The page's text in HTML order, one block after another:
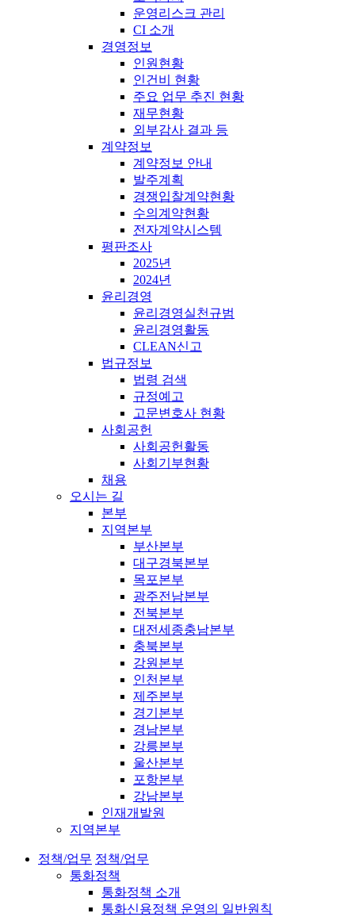
운영리스크 관리
CI 소개
경영정보
인원현황
인건비 현황
주요 업무 추진 현황
재무현황
외부감사 결과 등
계약정보
계약정보 안내
발주계획
경쟁입찰계약현황
수의계약현황
전자계약시스템
평판조사
2025년
2024년
윤리경영
윤리경영실천규범
윤리경영활동
CLEAN신고
법규정보
법령 검색
규정예고
고문변호사 현황
사회공헌
사회공헌활동
사회기부현황
채용
오시는 길
본부
지역본부
부산본부
대구경북본부
목포본부
광주전남본부
전북본부
대전세종충남본부
충북본부
강원본부
인천본부
제주본부
경기본부
경남본부
강릉본부
울산본부
포항본부
강남본부
인재개발원
지역본부
정책/업무 정책/업무
통화정책
통화정책 소개
통화신용정책 운영의 일반원칙